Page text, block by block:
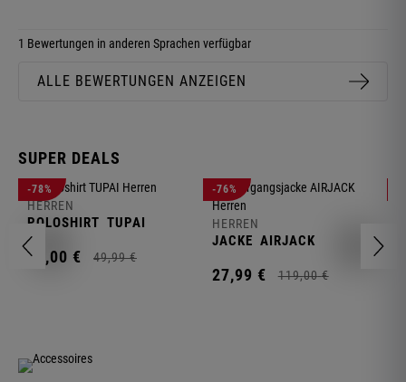
1 Bewertungen in anderen Sprachen verfügbar
ALLE BEWERTUNGEN ANZEIGEN
SUPER DEALS
-78%
HERREN
POLOSHIRT TUPAI
11,00 € 49,99 €
-76%
HERREN
JACKE AIRJACK
27,99 € 119,00 €